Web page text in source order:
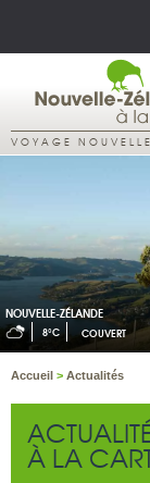
VOYAGE
NOUVELLE-ZÉLANDE
8°C COUVERT
Accueil > Actualités
À LA